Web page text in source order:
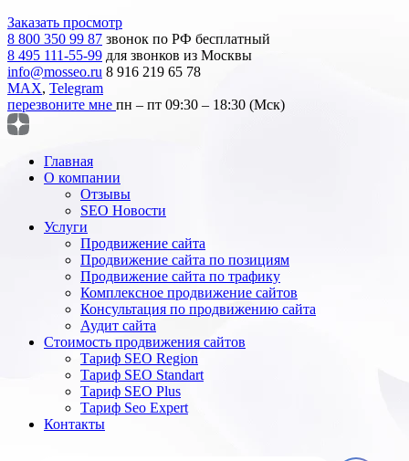
Заказать просмотр
8 800 350 99 87 звонок по РФ бесплатный
8 495 111-55-99 для звонков из Москвы
info@mosseo.ru 8 916 219 65 78
MAX, Telegram
перезвоните мне пн – пт 09:30 – 18:30 (Мск)
Главная
О компании
Отзывы
SEO Новости
Услуги
Продвижение сайта
Продвижение сайта по позициям
Продвижение сайта по трафику
Комплексное продвижение сайтов
Консультация по продвижению сайта
Аудит сайта
Стоимость продвижения сайтов
Тариф SEO Region
Тариф SEO Standart
Тариф SEO Plus
Тариф Seo Expert
Контакты